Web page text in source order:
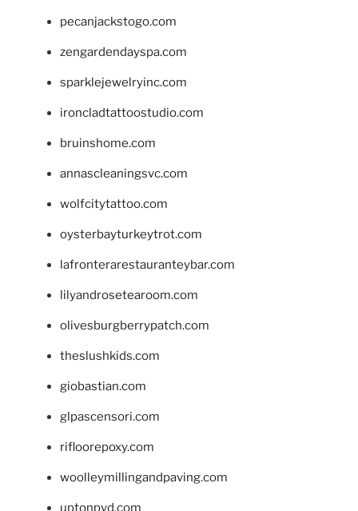
pecanjackstogo.com
zengardendayspa.com
sparklejewelryinc.com
ironcladtattoostudio.com
bruinshome.com
annascleaningsvc.com
wolfcitytattoo.com
oysterbayturkeytrot.com
lafronterarestauranteybar.com
lilyandrosetearoom.com
olivesburgberrypatch.com
theslushkids.com
giobastian.com
glpascensori.com
rifloorepoxy.com
woolleymillingandpaving.com
uptonpvd.com